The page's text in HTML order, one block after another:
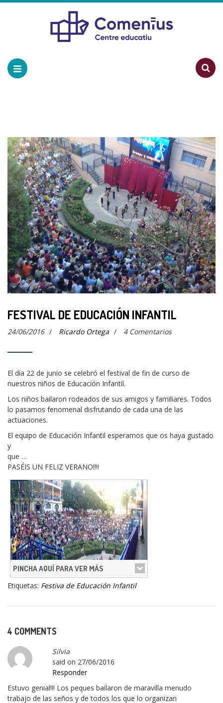
FESTIVAL DE EDUCACIÓN INFANTIL
24/06/2016 / Ricardo Ortega / 4 Comentarios
El día 22 de junio se celebró el festival de fin de curso de
nuestros niños de Educación Infantil.
Los niños bailaron rodeados de sus amigos y familiares. Todos
lo pasamos fenomenal disfrutando de cada una de las
actuaciones.
El equipo de Educación Infantil esperamos que os haya gustado
y
que …
PASÉIS UN FELIZ VERANO!!!!
PINCHA AQUÍ PARA VER MÁS
Etiquetas: Festiva de Educación Infantil
4 COMMENTS
Silvia
said on 27/06/2016
Responder
Estuvo genial!!! Los peques bailaron de maravilla menudo
trabajo de las seños y de todos los que lo organizan